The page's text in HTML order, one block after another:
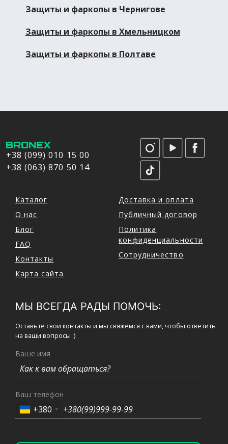
Защиты и фаркопы в Чернигове
Защиты и фаркопы в Хмельницком
Защиты и фаркопы в Полтаве
+38 (099) 010 15 00
+38 (063) 870 50 14
Каталог
О нас
Блог
FAQ
Контакты
Карта сайта
Доставка и оплата
Публичный договор
Политика
конфиденциальности
Сотрудничество
МЫ ВСЕГДА РАДЫ ПОМОЧЬ:
Оставьте свои контакты и мы свяжемся с вами, чтобы ответить
на ваши вопросы :)
Ваше имя
Ваш телефон
+380